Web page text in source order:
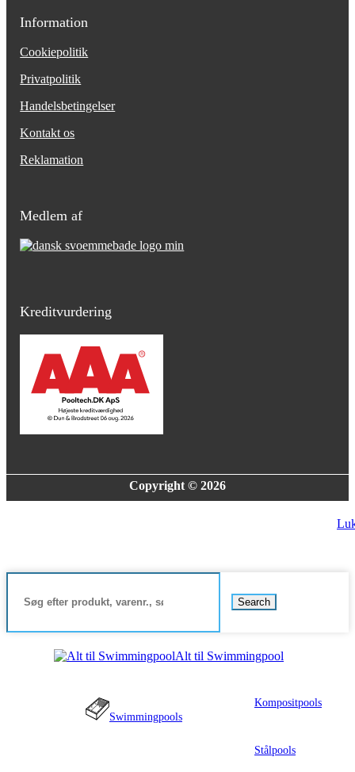
Information
Cookiepolitik
Privatpolitik
Handelsbetingelser
Kontakt os
Reklamation
Medlem af
Kreditvurdering
Copyright © 2026
Search
Alt til Swimmingpool
Swimmingpools
Kompositpools
Stålpools